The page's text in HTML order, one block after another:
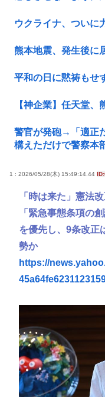
ウクライナ、ついに
熊本地震、発生後に
平和の日に黙祷もせ
【神企業】任天堂
警官が発砲→「適正
構えただけで警察本
1 : 2026/05/28(木) 15:49:14.44
「時は来た」憲法
「緊急事態条項の
を優先し、9条改正
勢か
https://